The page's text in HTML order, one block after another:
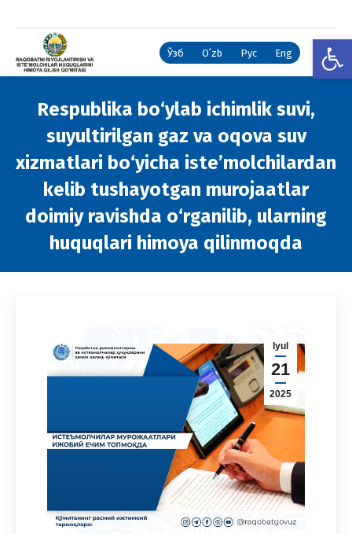
Ўзб Oʻzb Рус Eng
Respublika bo‘ylab ichimlik suvi,
suyultirilgan gaz va oqova suv
xizmatlari bo‘yicha iste’molchilardan
kelib tushayotgan murojaatlar
doimiy ravishda o‘rganilib, ularning
huquqlari himoya qilinmoqda
Iyul
21
2025